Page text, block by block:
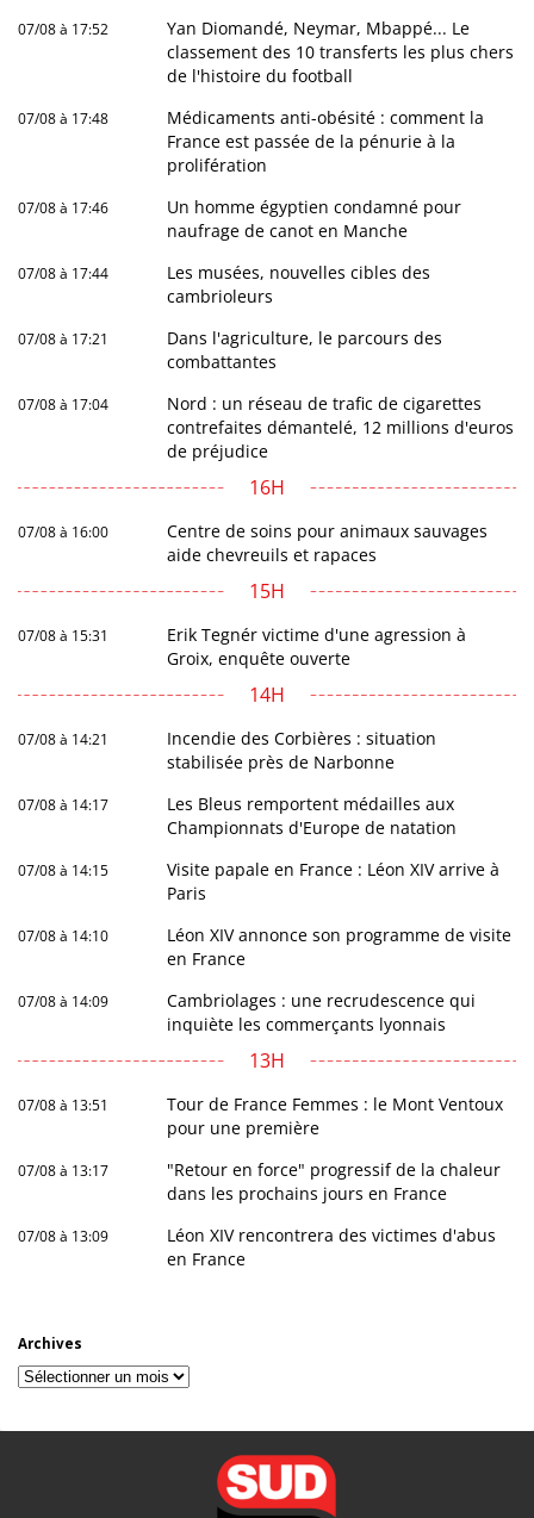
07/08 à 17:52
Yan Diomandé, Neymar, Mbappé... Le
classement des 10 transferts les plus chers
de l'histoire du football
07/08 à 17:48
Médicaments anti-obésité : comment la
France est passée de la pénurie à la
prolifération
07/08 à 17:46
Un homme égyptien condamné pour
naufrage de canot en Manche
07/08 à 17:44
Les musées, nouvelles cibles des
cambrioleurs
07/08 à 17:21
Dans l'agriculture, le parcours des
combattantes
07/08 à 17:04
Nord : un réseau de trafic de cigarettes
contrefaites démantelé, 12 millions d'euros
de préjudice
16H
07/08 à 16:00
Centre de soins pour animaux sauvages
aide chevreuils et rapaces
15H
07/08 à 15:31
Erik Tegnér victime d'une agression à
Groix, enquête ouverte
14H
07/08 à 14:21
Incendie des Corbières : situation
stabilisée près de Narbonne
07/08 à 14:17
Les Bleus remportent médailles aux
Championnats d'Europe de natation
07/08 à 14:15
Visite papale en France : Léon XIV arrive à
Paris
07/08 à 14:10
Léon XIV annonce son programme de visite
en France
07/08 à 14:09
Cambriolages : une recrudescence qui
inquiète les commerçants lyonnais
13H
07/08 à 13:51
Tour de France Femmes : le Mont Ventoux
pour une première
07/08 à 13:17
"Retour en force" progressif de la chaleur
dans les prochains jours en France
07/08 à 13:09
Léon XIV rencontrera des victimes d'abus
en France
Archives
Archives